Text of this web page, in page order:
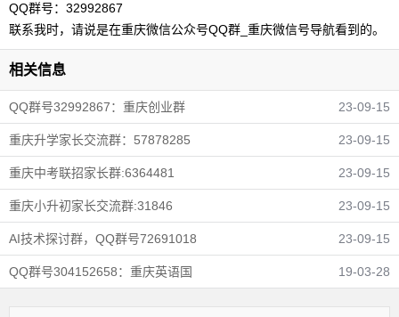
QQ群号：32992867
联系我时，请说是在重庆微信公众号QQ群_重庆微信号导航看到的。
相关信息
QQ群号32992867：重庆创业群 23-09-15
重庆升学家长交流群：57878285 23-09-15
重庆中考联招家长群:6364481 23-09-15
重庆小升初家长交流群:31846 23-09-15
AI技术探讨群，QQ群号72691018 23-09-15
QQ群号304152658：重庆英语国 19-03-28